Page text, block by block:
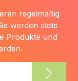
regelmäßig
werden stets
Produkte und